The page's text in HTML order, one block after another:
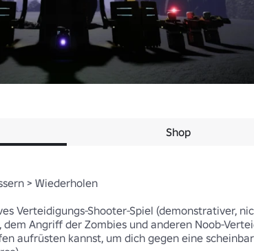
Shop
> Wiederholen
Verteidigungs-Shooter-Spiel (demonstrativer,
dem Angriff der Zombies und anderen Noob-
aufrüsten kannst, um dich gegen eine